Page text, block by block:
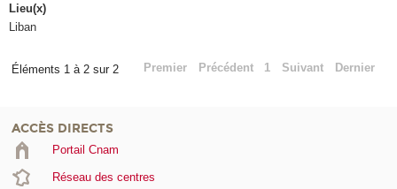
Lieu(x)
Liban
Éléments 1 à 2 sur 2 Premier Précédent 1 Suivant Dernier
ACCÈS DIRECTS
Portail Cnam
Réseau des centres